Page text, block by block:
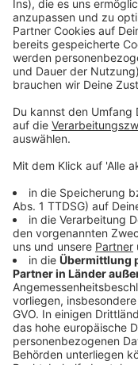
Nachdem unsere
Radio lief, hat sich
gemeldet. Sie hat
Gewalt generell
bei Männern noch
obwohl es auch hier
vom BKA gut
Partnerschaften
Opfer Männer. Die
häusliche Gewalt
Männern aber
ist halt einfach
"starker Mann,
noch sehr präsent.
"unmännlich" und
wie vor ist ein